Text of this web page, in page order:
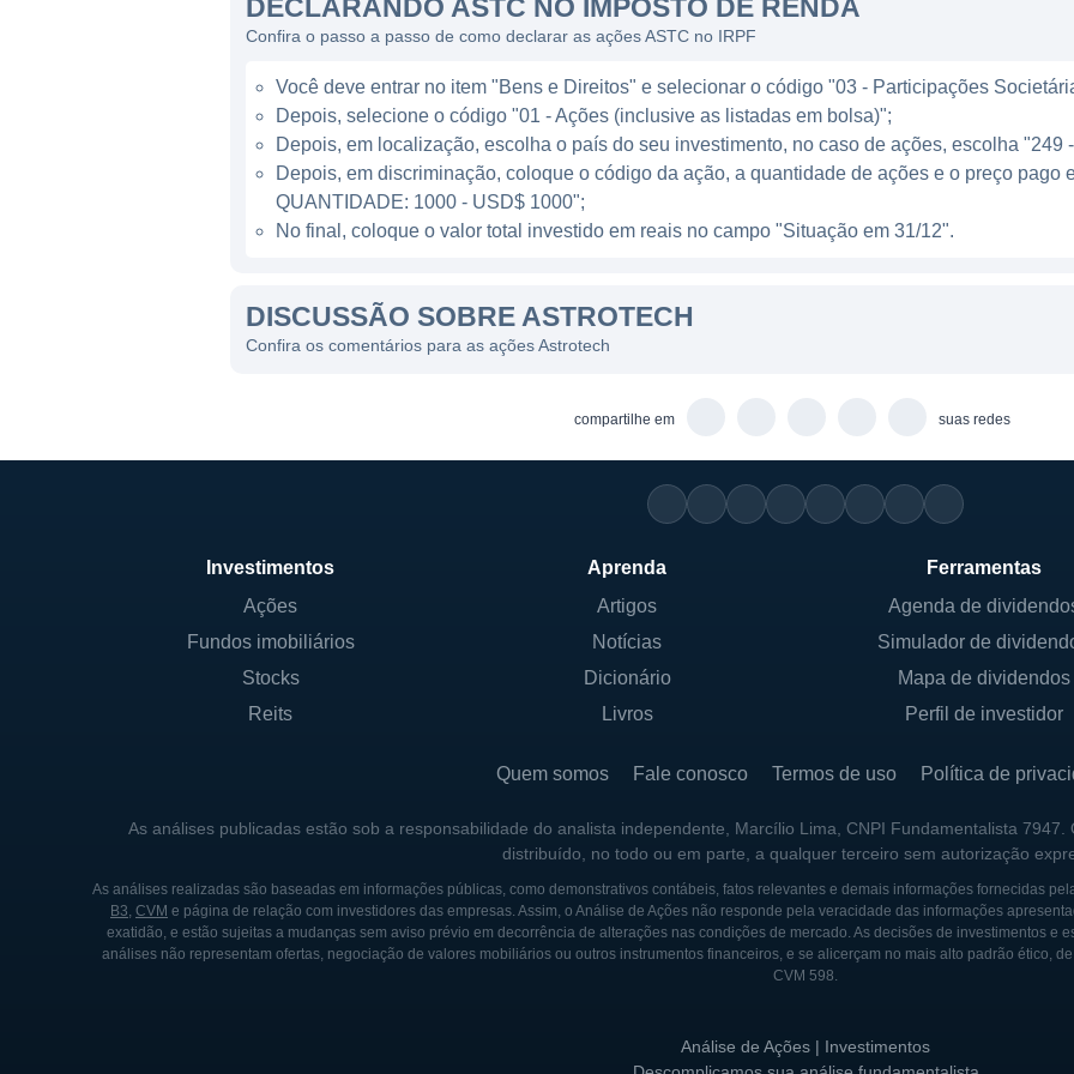
gerenciamento de programas.
possam ser utilizadas em missões espaciais, como novos sistemas de propulsão e
dados espaciais. O segmento aeroespacial é conhecido por sua complexidade e
Astrotech se dedica a se destacar por meio da inovação e eficiência em seus
PRESENÇA GLOBAL E LINHAS DE NEGÓCIOS
partes do mundo, especialmente onde há interesse em capacidades de exploração
operações esteja concentrada nos EUA, a empresa tem explorado trabalhas
Dentre suas linhas de negócios, a Astrotech se destaca pelo desenvolvimento de
que vão desde a concepção até a fabricação e lançamento, além de oferecer
lançamento. Outro setor relevante é o de tecnologia de análise de imagens e dados
onde a empresa busca fornecer soluções que ajudem na interpretação de
CONTROLE E ESTRUTURA SOCIETÁRIA
A estrutura da Astrotech pode ser caracterizada como uma empresa pública, onde
bolsas de valores, permitindo que os investidores compitam no mercado. A
por um conselho administrativo que supervisiona as operações e a estratégia de
maioria de iniciativas privadas e empreendimentos comerciais.
Os principais sócios da Astrotech são compostos por acionistas institucionais e
interesses variados em aspectos da indústria aeroespacial. Além disso, a
investidores estratégicos que veem oportunidade em crescimento e inovação no
estrutura acionária são divulgados conforme exigências regulatórias, mas as
com o tempo à medida que o mercado evolui.
DECLARANDO ASTC NO IMPOSTO DE RENDA
Confira o passo a passo de como declarar as ações ASTC no IRPF
Você deve entrar no item "Bens e Direitos" e selecionar o código "03 - Participações
Depois, selecione o código "01 - Ações (inclusive as listadas em bolsa)";
Depois, em localização, escolha o país do seu investimento, no caso de ações, escolha "249
Depois, em discriminação, coloque o código da ação, a quantidade de ações e o preço pago
QUANTIDADE: 1000 - USD$ 1000";
No final, coloque o valor total investido em reais no campo "Situação em 31/12".
DISCUSSÃO SOBRE ASTROTECH
Confira os comentários para as ações Astrotech
compartilhe em suas redes
Investimentos
Ações
Fundos imobiliários
Stocks
Reits
Aprenda
Artigos
Notícias
Dicionário
Livros
Ferramentas
Agenda de
Simulador de
Mapa de dividendos
Perfil de investidor
Quem somos Fale conosco Termos de uso Política de
As análises publicadas estão sob a responsabilidade do analista independente, Marcílio Lima, CNPI Fundamentalista
distribuído, no todo ou em parte, a qualquer terceiro sem autorização
As análises realizadas são baseadas em informações públicas, como demonstrativos contábeis, fatos relevantes e demais informações fornecidas
B3, CVM e página de relação com investidores das empresas. Assim, o Análise de Ações não responde pela veracidade das informações
exatidão, e estão sujeitas a mudanças sem aviso prévio em decorrência de alterações nas condições de mercado. As decisões de investimentos e
análises não representam ofertas, negociação de valores mobiliários ou outros instrumentos financeiros, e se alicerçam no mais alto padrão ético,
CVM 598.
Análise de Ações | Investimentos